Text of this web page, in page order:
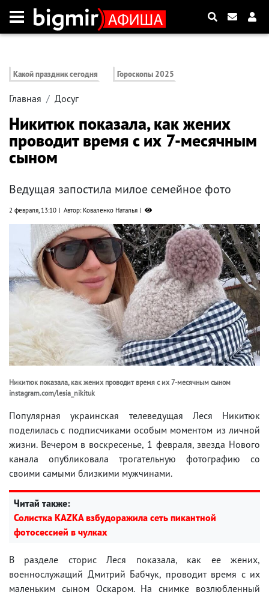
Какой праздник сегодня Гороскопы 2025
Главная Досуг
Никитюк показала, как жених
проводит время с их 7-месячным
сыном
Ведущая запостила милое семейное фото
2 февраля, 13:10 Автор: Коваленко Наталья
Никитюк показала, как жених проводит время с их 7-месячным сыном
instagram.com/lesia_nikituk
Популярная украинская телеведущая Леся Никитюк
поделилась с подписчиками особым моментом из личной
жизни. Вечером в воскресенье, 1 февраля, звезда Нового
канала опубликовала трогательную фотографию со
своими самыми близкими мужчинами.
Читай также:
Солистка KAZKA взбудоражила сеть пикантной
фотосессией в чулках
В разделе сторис Леся показала, как ее жених,
военнослужащий Дмитрий Бабчук, проводит время с их
маленьким сыном Оскаром. На снимке возлюбленный